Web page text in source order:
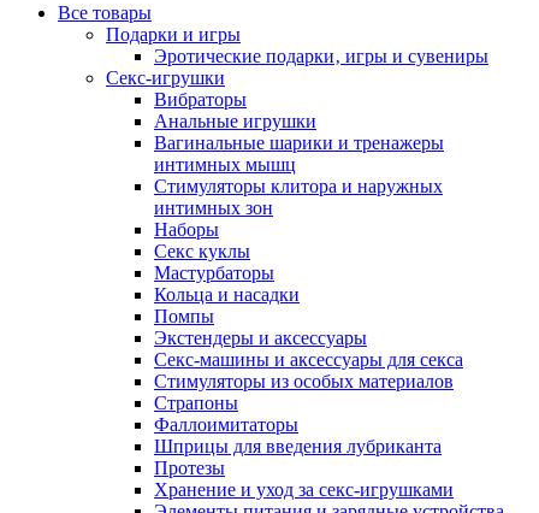
Все товары
Подарки и игры
Эротические подарки‚ игры и сувениры
Секс-игрушки
Вибраторы
Анальные игрушки
Вагинальные шарики и тренажеры
интимных мышц
Стимуляторы клитора и наружных
интимных зон
Наборы
Секс куклы
Мастурбаторы
Кольца и насадки
Помпы
Экстендеры и аксессуары
Секс-машины и аксессуары для секса
Стимуляторы из особых материалов
Страпоны
Фаллоимитаторы
Шприцы для введения лубриканта
Протезы
Хранение и уход за секс-игрушками